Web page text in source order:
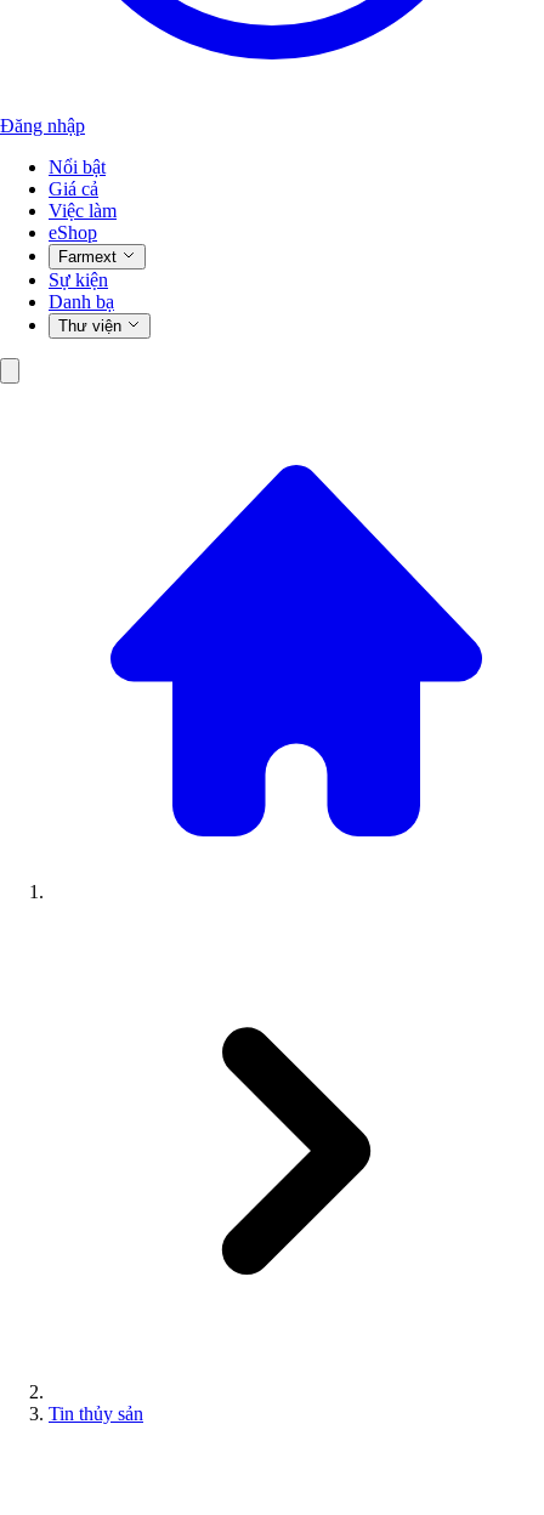
Đăng nhập
Nổi bật
Giá cả
Việc làm
eShop
Farmext
Sự kiện
Danh bạ
Thư viện
Tin thủy sản